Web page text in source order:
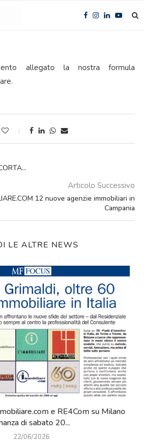
allegato la nostra formula
Articolo Successivo
12 nuove agenzie immobiliari in
Campania
LE ALTRE NEWS
e RE4Com su Milano
di sabato 20...
22/06/2026